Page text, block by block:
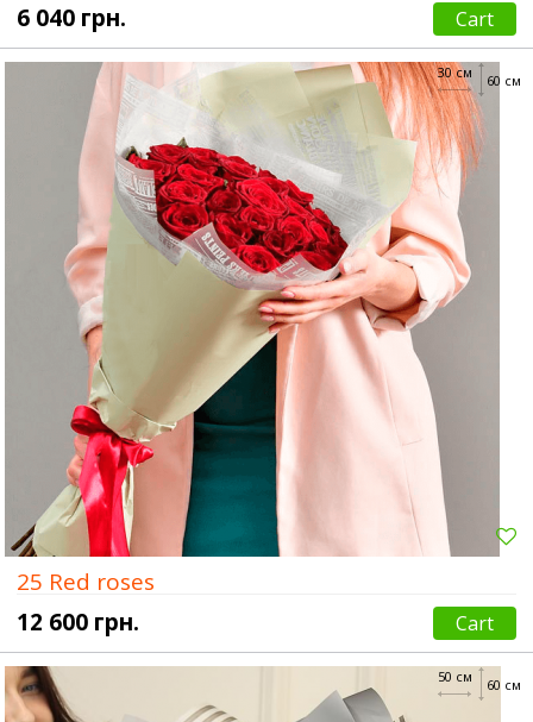
6 040 грн.
Cart
60 см
30 см
25 Red roses
12 600 грн.
Cart
60 см
50 см